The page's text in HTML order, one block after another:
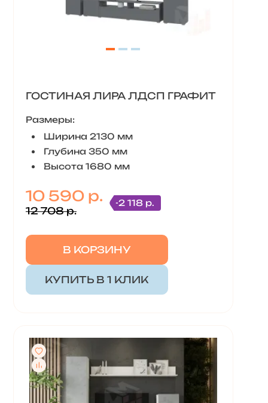
ГОСТИНАЯ ЛИРА ЛДСП ГРАФИТ
Размеры:
Ширина 2130 мм
Глубина 350 мм
Высота 1680 мм
10 590 р.
12 708 р.
-2 118 р.
В КОРЗИНУ
КУПИТЬ В 1 КЛИК